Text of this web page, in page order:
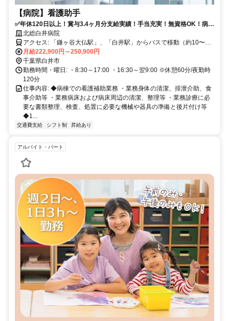
【病院】看護助手
✅年休120日以上！賞与3.4ヶ月分支給実績！手当充実！無資格OK！病院
の看護助手
北総白井病院
アクセス: 「鎌ヶ谷大仏駅」、「白井駅」からバスで移動（約10〜15
分）
月給222,900円～250,900円
千葉県白井市
勤務時間・曜日: ・8:30～17:00 ・16:30～翌9:00 ※休憩60分/夜勤時
120分
仕事内容: ◆病棟での看護補助業務 ・業務身体の清潔、排泄介助、食
事介助等 ・業務病床および病床周辺の清潔、整理等 ・業務診療に必
要な書類整理、検査、処置に必要な機械や器具の準備と後片付け等
◆1...
交通費支給 シフト制 昇給あり
アルバイト・パート